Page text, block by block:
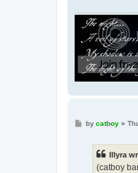
Pby catboy»
Illyra
(catboy